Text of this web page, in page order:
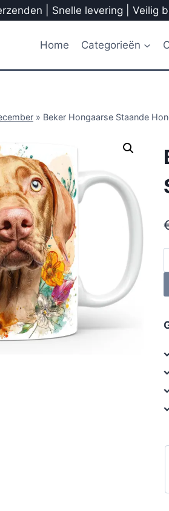
| Snelle levering | Veilig
Home Categorieën
» Beker Hongaarse Staande